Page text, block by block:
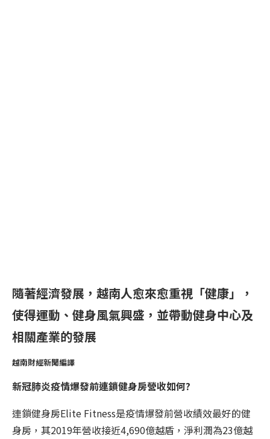
隨著經濟發展，越南人愈來愈重視「健康」，
使得運動、健身風氣興盛，並帶動健身中心及
相關產業的發展
越南財經新聞編譯
新冠肺炎疫情爆發前連鎖健身房營收如何?
連鎖健身房Elite Fitness是疫情爆發前營收績效最好的健
身房，其2019年營收接近4,690億越盾，淨利潤為23億越